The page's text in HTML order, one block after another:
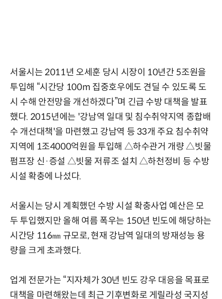
서울시는 2011년 오세훈 당시 시장이 10년간 5조원을
투입해 “시간당 100m 집중호우에도 견딜 수 있도록 도
시 수해 안전망을 개선하겠다”며 긴급 수방 대책을 발표
했다. 2015년에는 '강남역 일대 및 침수취약지역 종합배
수 개선대책'을 마련했고 강남역 등 33개 주요 침수취약
지역에 1조4000억원을 투입해 △하수관거 개량 △빗물
펌프장 신·증설 △빗물 저류조 설치 △하천정비 등 수방
시설 확충에 나섰다.
서울시는 당시 계획했던 수방 시설 확충사업 예산은 모
두 투입했지만 올해 여름 폭우는 150년 빈도에 해당하는
시간당 116㎜ 규모로, 현재 강남역 일대의 방재성능 용
량을 크게 초과했다.
업계 전문가는 “지자체가 30년 빈도 강우 대응을 목표로
대책을 마련해왔는데 최근 기후변화로 게릴라성 국지성